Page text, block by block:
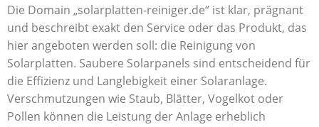
Die Domain „solarplatten-reiniger.de“ ist klar, prägnant
und beschreibt exakt den Service oder das Produkt, das
hier angeboten werden soll: die Reinigung von
Solarplatten. Saubere Solarpanels sind entscheidend für
die Effizienz und Langlebigkeit einer Solaranlage.
Verschmutzungen wie Staub, Blätter, Vogelkot oder
Pollen können die Leistung der Anlage erheblich